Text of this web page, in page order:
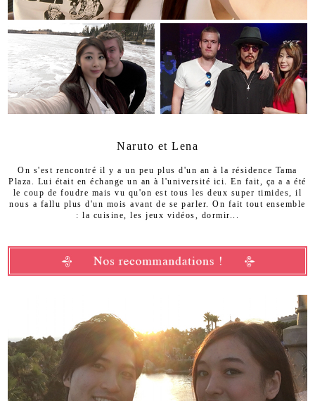
Naruto et Lena
On s'est rencontré il y a un peu plus d'un an à la résidence Tama
Plaza. Lui était en échange un an à l'université ici. En fait, ça a a été
le coup de foudre mais vu qu'on est tous les deux super timides, il
nous a fallu plus d'un mois avant de se parler. On fait tout ensemble
: la cuisine, les jeux vidéos, dormir...